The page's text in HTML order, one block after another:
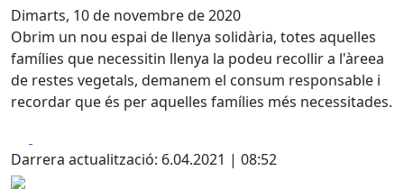
Dimarts, 10 de novembre de 2020
Obrim un nou espai de llenya solidària, totes aquelles
famílies que necessitin llenya la podeu recollir a l'àreea
de restes vegetals, demanem el consum responsable i
recordar que és per aquelles famílies més necessitades.
Darrera actualització: 6.04.2021 | 08:52